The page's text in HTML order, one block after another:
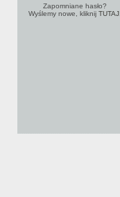
Zapomniane hasło?
Wyślemy nowe, kliknij TUTAJ.